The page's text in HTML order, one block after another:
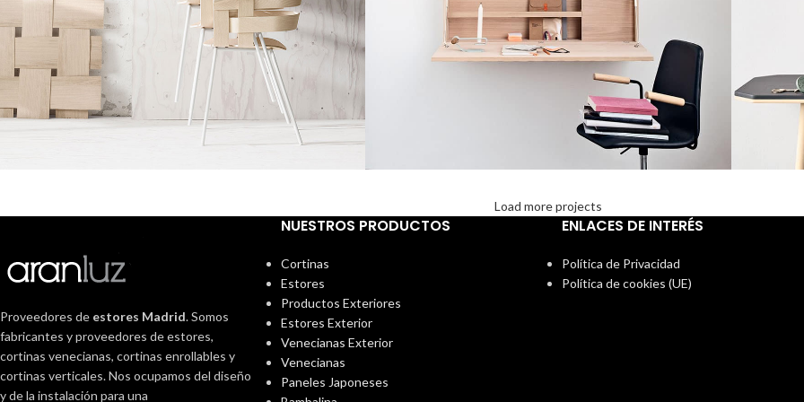
Accessories
Imperdiet mauris a nontin Lighting
Venenatis nam phasellus Leo
Load more projects
Proveedores de estores Madrid. Somos
fabricantes y proveedores de estores,
cortinas venecianas, cortinas enrollables y
cortinas verticales. Nos ocupamos del diseño
y de la instalación para una
NUESTROS PRODUCTOS
Cortinas
Estores
Productos Exteriores
Estores Exterior
Venecianas Exterior
Venecianas
Paneles Japoneses
ENLACES DE INTERÉS
Política de Privacidad
Política de cookies (UE)